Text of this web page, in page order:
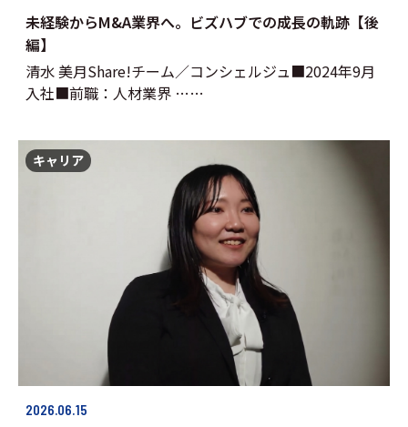
未経験からM&A業界へ。ビズハブでの成長の軌跡【後
編】
清水 美月Share!チーム／コンシェルジュ■2024年9月
入社■前職：人材業界 ……
2026.06.15
キャリア